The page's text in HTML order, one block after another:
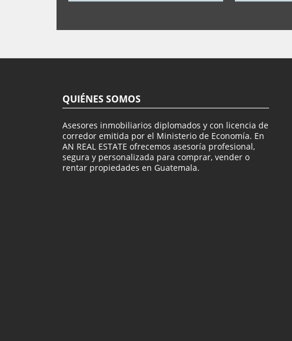
QUIÉNES SOMOS
Asesores inmobiliarios diplomados y con licencia de
corredor emitida por el Ministerio de Economía. En
AN REAL ESTATE ofrecemos asesoría profesional,
segura y personalizada para comprar, vender o
rentar propiedades en Guatemala.